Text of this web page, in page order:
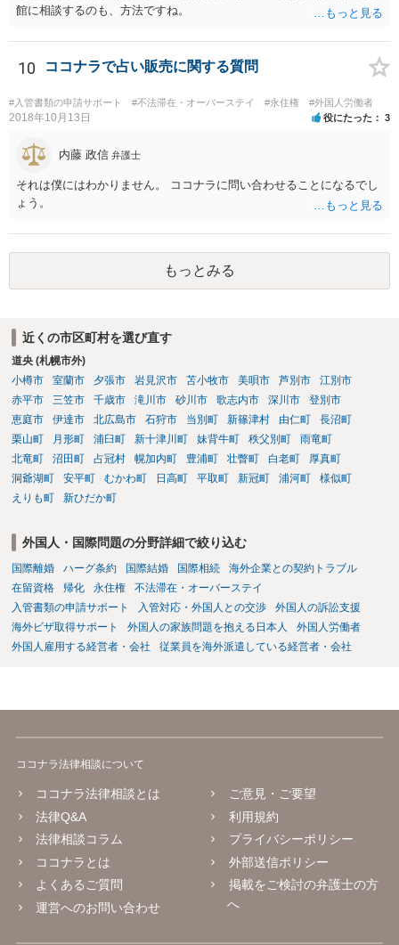
館に相談するのも、方法ですね。
10 ココナラで占い販売に関する質問
#入管書類の申請サポート #不法滞在・オーバーステイ #永住権 #外国人労働者
2018年10月13日 役にたった 3
内藤 政信 弁護士
それは僕にはわかりません。 ココナラに問い合わせることになるでし
ょう。
もっとみる
近くの市区町村を選び直す
道央 (札幌市外)
小樽市
室蘭市 夕張市 岩見沢市 苫小牧市 美唄市 芦別市
江別市
赤平市
三笠市 千歳市 滝川市 砂川市 歌志内市 深川市
登別市
恵庭市
伊達市 北広島市 石狩市 当別町 新篠津村 由仁町
長沼町
栗山町
月形町 浦臼町 新十津川町 妹背牛町 秩父別町
雨竜町
北竜町
沼田町 占冠村 幌加内町 豊浦町 壮瞥町 白老町
厚真町
洞爺湖町
安平町 むかわ町 日高町 平取町 新冠町 浦河町
様似町
えりも町
新ひだか町
外国人・国際問題の分野詳細で絞り込む
国際離婚 ハーグ条約 国際結婚 国際相続
海外企業との契約トラブル
在留資格
帰化 永住権
不法滞在・オーバーステイ
入管書類の申請サポート
入管対応・外国人との交渉
外国人の訴訟支援
海外ビザ取得サポート
外国人の家族問題を抱える日本人
外国人労働者
外国人雇用する経営者・会社
従業員を海外派遣している経営者・会社
ココナラ法律相談について
ココナラ法律相談とは
法律Q&A
法律相談コラム
ココナラとは
よくあるご質問
運営へのお問い合わせ
ご意見・ご要望
利用規約
プライバシーポリシー
外部送信ポリシー
掲載をご検討の弁護士の方
へ